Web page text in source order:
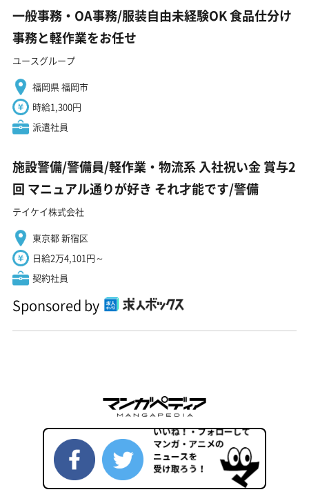
一般事務・OA事務/服装自由未経験OK 食品仕分け
事務と軽作業をお任せ
ユースグループ
福岡県 福岡市
時給1,300円
派遣社員
施設警備/警備員/軽作業・物流系 入社祝い金 賞与2
回 マニュアル通りが好き それ才能です/警備
テイケイ株式会社
東京都 新宿区
日給2万4,101円～
契約社員
Sponsored by